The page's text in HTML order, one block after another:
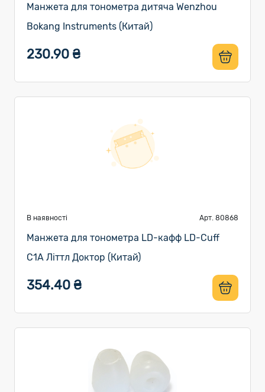
Манжета для тонометра дитяча Wenzhou
Bokang Instruments (Китай)
230.90 ₴
В наявності Арт. 80868
Манжета для тонометра LD-кафф LD-Cuff
C1A Літтл Доктор (Китай)
354.40 ₴